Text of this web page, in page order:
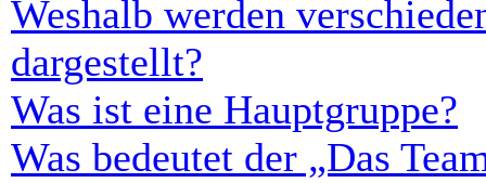
Weshalb werden
dargestellt?
Was ist eine Hauptgruppe?
Was bedeutet der „Das